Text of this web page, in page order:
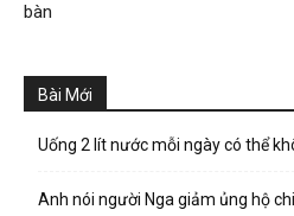
bàn
Bài Mới
Uống 2 lít nước mỗi ngày có thể
Anh nói người Nga giảm ủng hộ